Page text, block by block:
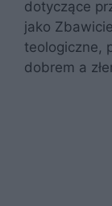
dotyczące
jako
teologiczne,
dobrem a